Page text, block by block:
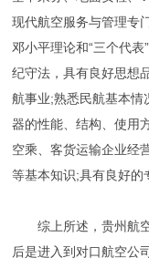
现代航空服务与管理专
邓小平理论和“三个代
纪守法，具有良好思想
航事业;熟悉民航基本
器的性能、结构、使用
空乘、客货运输企业经
等基本知识;具有良好的
综上所述，贵州航空
后是进入到对口航空公